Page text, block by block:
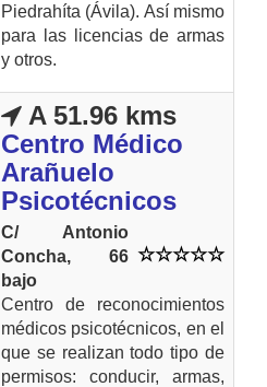
Piedrahíta (Ávila). Así mismo
para las licencias de armas
y otros.
A 51.96 kms
Centro Médico
Arañuelo
Psicotécnicos
C/ Antonio
Concha, 66
bajo
Centro de reconocimientos
médicos psicotécnicos, en el
que se realizan todo tipo de
permisos: conducir, armas,